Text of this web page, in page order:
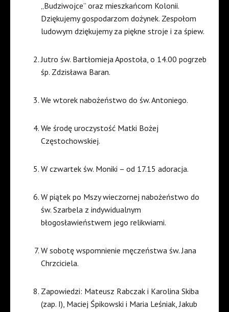
„Budziwojce” oraz mieszkańcom Kolonii.
Dziękujemy gospodarzom dożynek. Zespołom
ludowym dziękujemy za piękne stroje i za śpiew.
Jutro św. Bartłomieja Apostoła, o 14.00 pogrzeb
śp. Zdzisława Baran.
We wtorek nabożeństwo do św. Antoniego.
We środę uroczystość Matki Bożej
Częstochowskiej.
W czwartek św. Moniki – od 17.15 adoracja.
W piątek po Mszy wieczornej nabożeństwo do
św. Szarbela z indywidualnym
błogosławieństwem jego relikwiami.
W sobotę wspomnienie męczeństwa św. Jana
Chrzciciela.
Zapowiedzi: Mateusz Rabczak i Karolina Skiba
(zap. I), Maciej Śpikowski i Maria Leśniak, Jakub